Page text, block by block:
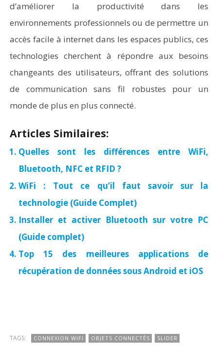
d’améliorer la productivité dans les
environnements professionnels ou de permettre un
accès facile à internet dans les espaces publics, ces
technologies cherchent à répondre aux besoins
changeants des utilisateurs, offrant des solutions
de communication sans fil robustes pour un
monde de plus en plus connecté.
Articles Similaires:
Quelles sont les différences entre WiFi,
Bluetooth, NFC et RFID ?
WiFi : Tout ce qu’il faut savoir sur la
technologie (Guide Complet)
Installer et activer Bluetooth sur votre PC
(Guide complet)
Top 15 des meilleures applications de
récupération de données sous Android et iOS
TAGS: CONNEXION WIFI OBJETS CONNECTÉS SLIDER